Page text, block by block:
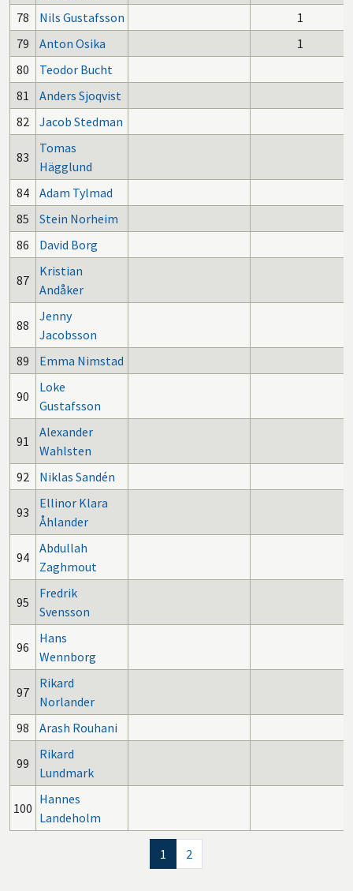
78
Nils Gustafsson
1
79
Anton Osika
1
80
Teodor Bucht
81
Anders Sjoqvist
82
Jacob Stedman
83
Tomas
Hägglund
84
Adam Tylmad
85
Stein Norheim
86
David Borg
87
Kristian
Andåker
88
Jenny
Jacobsson
89
Emma Nimstad
90
Loke
Gustafsson
91
Alexander
Wahlsten
92
Niklas Sandén
93
Ellinor Klara
Åhlander
94
Abdullah
Zaghmout
95
Fredrik
Svensson
96
Hans
Wennborg
97
Rikard
Norlander
98
Arash Rouhani
99
Rikard
Lundmark
100
Hannes
Landeholm
1 2